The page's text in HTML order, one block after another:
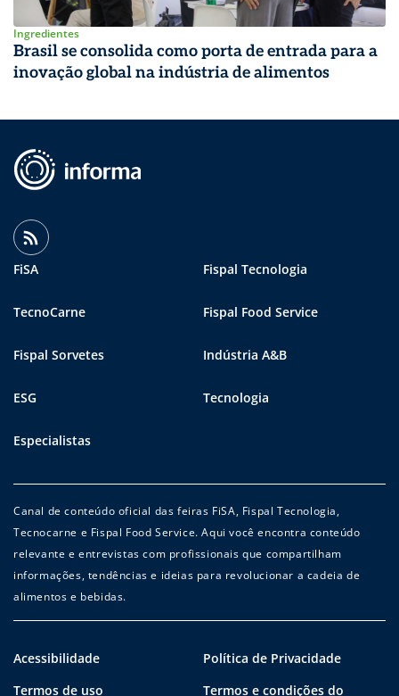
Ingredientes
Brasil se consolida como porta de entrada para a
inovação global na indústria de alimentos
FiSA Fispal Tecnologia
TecnoCarne Fispal Food Service
Fispal Sorvetes Indústria A&B
ESG Tecnologia
Especialistas
Canal de conteúdo oficial das feiras FiSA, Fispal Tecnologia,
Tecnocarne e Fispal Food Service. Aqui você encontra conteúdo
relevante e entrevistas com profissionais que compartilham
informações, tendências e ideias para revolucionar a cadeia de
alimentos e bebidas.
Acessibilidade
Política de Privacidade
Termos de uso
Termos e condições do